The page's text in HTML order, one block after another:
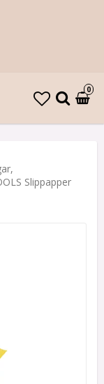
0
Slippapper